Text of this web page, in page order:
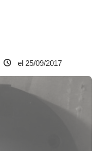
el 25/09/2017